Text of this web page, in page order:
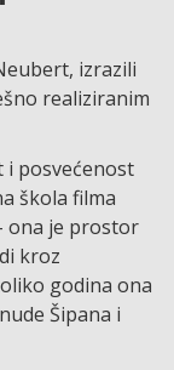
izrazili
realiziranim
i posvećenost
škola filma
ona je prostor
kroz
godina ona
Šipana i